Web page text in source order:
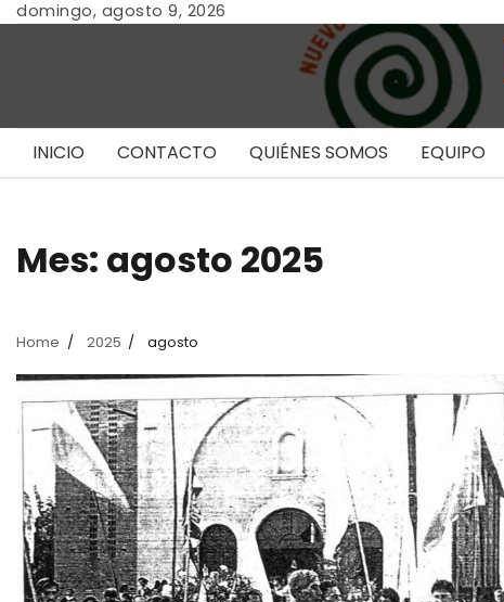
Skipdomingo, agosto 9, 2026
INICIO
CONTACTO QUIÉNES SOMOS EQUIPO
Mes: agosto 2025
Home 2025 agosto